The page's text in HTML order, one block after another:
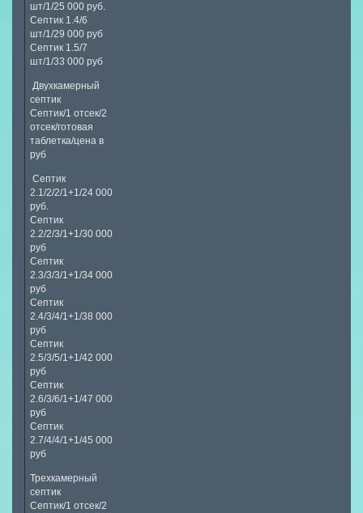
шт/1/25 000 руб.
Септик 1.4/6
шт/1/29 000 руб
Септик 1.5/7
шт/1/33 000 руб
Двухкамерный
септик
Септик/1 отсек/2
отсек/готовая
таблетка/цена в
руб
Септик
2.1/2/2/1+1/24 000
руб.
Септик
2.2/2/3/1+1/30 000
руб
Септик
2.3/3/3/1+1/34 000
руб
Септик
2.4/3/4/1+1/38 000
руб
Септик
2.5/3/5/1+1/42 000
руб
Септик
2.6/3/6/1+1/47 000
руб
Септик
2.7/4/4/1+1/45 000
руб
Трехкамерный
септик
Септик/1 отсек/2